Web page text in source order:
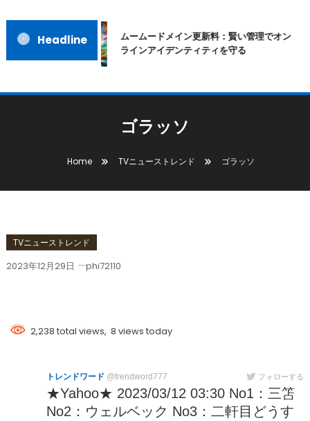
Headline
ムームードメイン更新料：賢い管理でオン
ラインアイデンティティを守る
ゴラッソ
Home TVニューストレンド ゴラッソ
TVニューストレンド
2023年12月29日 phi72110
2,238 total views, 8 views today
トレンドワード @trendword777 フォローする
★Yahoo★ 2023/03/12 03:30 No1：三笘
No2：ウェルベック No3：二軒目どうす